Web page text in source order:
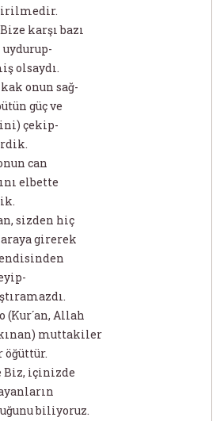
karşı bazı
olsaydı.
onun sağ-
güç ve
çekip-
can
elbette
sizden hiç
girerek
(Kur´an, Allah
muttakiler
Biz, içinizde
biliyoruz.